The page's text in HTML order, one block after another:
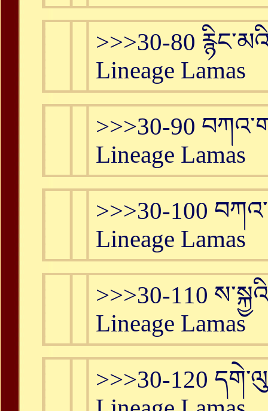
>>>30-80
Lineage Lamas
>>>30-90
Lineage Lamas
>>>30-100
Lineage Lamas
>>>30-110
Lineage Lamas
>>>30-120